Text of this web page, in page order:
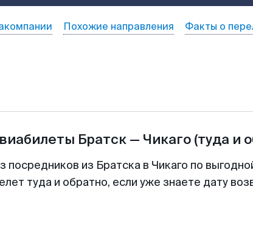
Похожие направления Факты о
Братск — Чикаго (туда и
посредников из Братска в Чикаго по
туда и обратно, если уже знаете дату